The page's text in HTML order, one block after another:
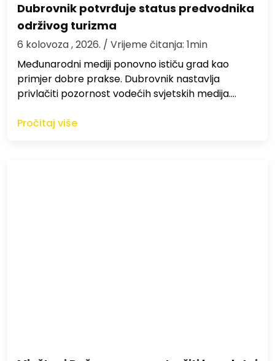
Dubrovnik potvrđuje status predvodnika
održivog turizma
6 kolovoza , 2026. / Vrijeme čitanja: 1min
Međunarodni mediji ponovno ističu grad kao
primjer dobre prakse. Dubrovnik nastavlja
privlačiti pozornost vodećih svjetskih medija.…
Pročitaj više